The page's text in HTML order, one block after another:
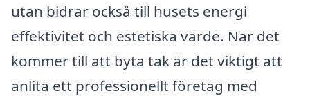
utan bidrar också till husets energi
effektivitet och estetiska värde. När det
kommer till att byta tak är det viktigt att
anlita ett professionellt företag med